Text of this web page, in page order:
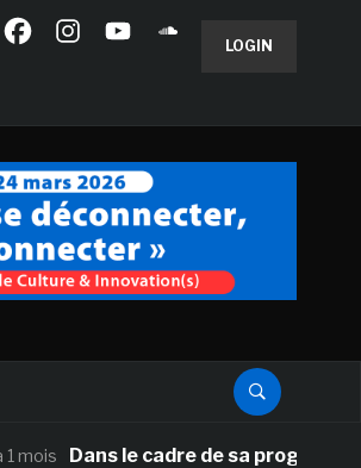
LOGIN
Dans le cadre de sa programmation